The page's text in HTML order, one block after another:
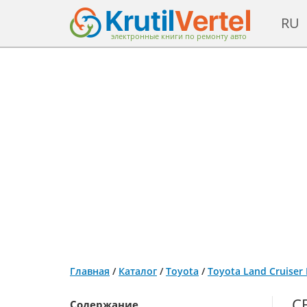
электронные книги по ремонту авто
RU
Главная / Каталог /Toyota /Toyota Land Cruiser
Содержание